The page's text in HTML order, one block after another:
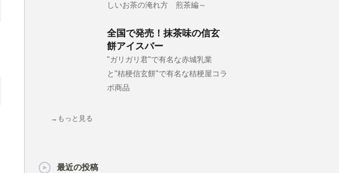
しいお茶の淹れ方 煎茶編～
全国で発売！抹茶味の信玄
餅アイスバー
"ガリガリ君"で有名な赤城乳業
と"桔梗信玄餅"で有名な桔梗屋コラ
ボ商品
→もっと見る
最近の投稿